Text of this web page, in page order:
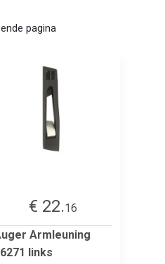
pagina
€ 22.16
Armleuning
links